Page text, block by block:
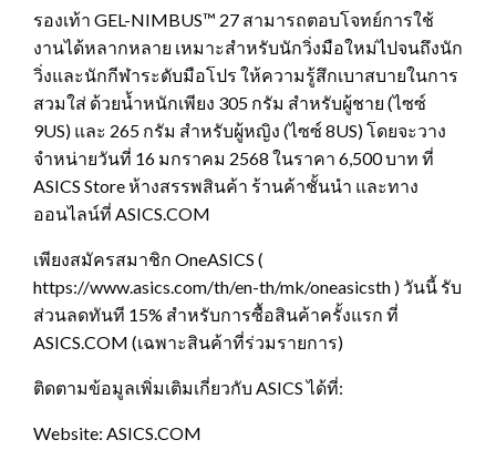
รองเท้า GEL-NIMBUS™ 27 สามารถตอบโจทย์การใช้
งานได้หลากหลาย เหมาะสำหรับนักวิ่งมือใหม่ไปจนถึงนัก
วิ่งและนักกีฬาระดับมือโปร ให้ความรู้สึกเบาสบายในการ
สวมใส่ ด้วยน้ำหนักเพียง 305 กรัม สำหรับผู้ชาย (ไซซ์
9US) และ 265 กรัม สำหรับผู้หญิง (ไซซ์ 8US) โดยจะวาง
จำหน่ายวันที่ 16 มกราคม 2568 ในราคา 6,500 บาท ที่
ASICS Store ห้างสรรพสินค้า ร้านค้าชั้นนำ และทาง
ออนไลน์ที่ ASICS.COM
เพียงสมัครสมาชิก OneASICS (
https://www.asics.com/th/en-th/mk/oneasicsth ) วันนี้ รับ
ส่วนลดทันที 15% สำหรับการซื้อสินค้าครั้งแรก ที่
ASICS.COM (เฉพาะสินค้าที่ร่วมรายการ)
ติดตามข้อมูลเพิ่มเติมเกี่ยวกับ ASICS ได้ที่:
Website: ASICS.COM